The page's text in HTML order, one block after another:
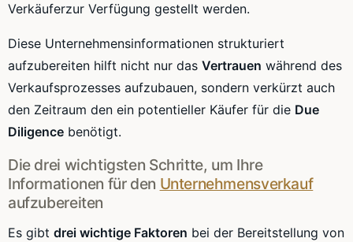
Verkäuferzur Verfügung gestellt werden.
Diese Unternehmensinformationen strukturiert
aufzubereiten hilft nicht nur das Vertrauen während des
Verkaufsprozesses aufzubauen, sondern verkürzt auch
den Zeitraum den ein potentieller Käufer für die Due
Diligence benötigt.
Die drei wichtigsten Schritte, um Ihre
Informationen für den Unternehmensverkauf
aufzubereiten
Es gibt drei wichtige Faktoren bei der Bereitstellung von